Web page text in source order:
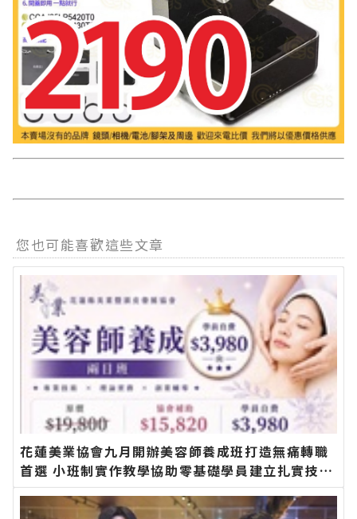
您也可能喜歡這些文章
花蓮美業協會九月開辦美容師養成班打造無痛轉職
首選 小班制實作教學協助零基礎學員建立扎實技術
邁向創業之路∣花蓮新聞網官方網站各類新聞－最
快速的今日新聞報導 最新的在地資訊！